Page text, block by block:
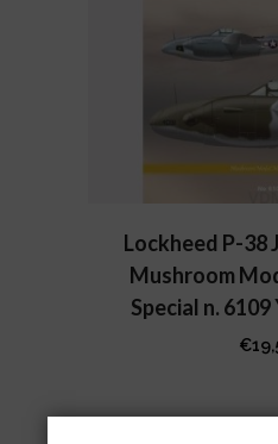
Lockheed P-38
Mushroom
Special n.
€